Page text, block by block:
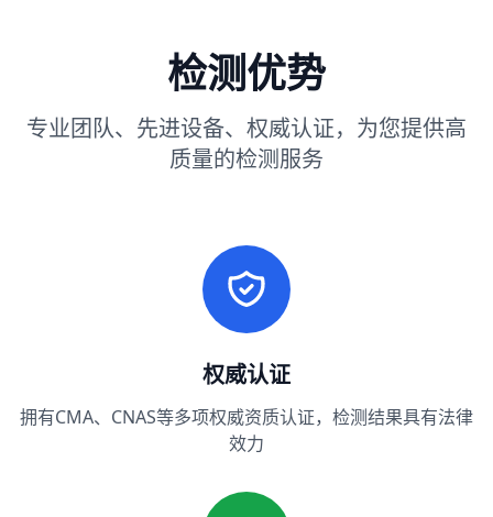
检测优势
专业团队、先进设备、权威认证，为您提供高
质量的检测服务
权威认证
拥有CMA、CNAS等多项权威资质认证，检测结果具有法律
效力